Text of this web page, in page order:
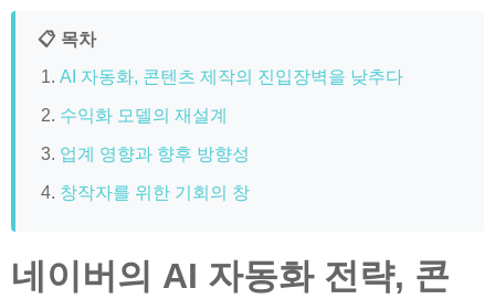
📋 목차
AI 자동화, 콘텐츠 제작의 진입장벽을 낮추다
수익화 모델의 재설계
업계 영향과 향후 방향성
창작자를 위한 기회의 창
네이버의 AI 자동화 전략, 콘